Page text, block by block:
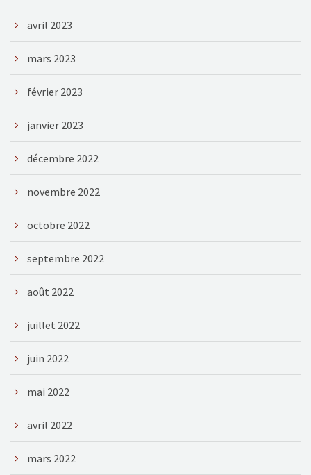
avril 2023
mars 2023
février 2023
janvier 2023
décembre 2022
novembre 2022
octobre 2022
septembre 2022
août 2022
juillet 2022
juin 2022
mai 2022
avril 2022
mars 2022